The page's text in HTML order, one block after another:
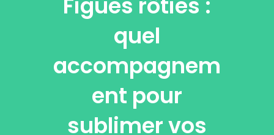
quel
accompagnem
ent pour
sublimer vos